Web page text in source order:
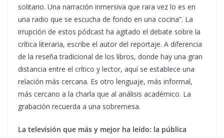
solitario. Una narración inmersiva que rara vez lo es en
una radio que se escucha de fondo en una cocina”. La
irrupción de estos pódcast ha agitado el debate sobre la
crítica literaria, escribe el autor del reportaje. A diferencia
de la reseña tradicional de los libros, donde hay una gran
distancia entre el crítico y lector, aquí se establece una
relación más cercana. Es otro lenguaje, más informal,
más cercano a la charla que al análisis académico. La
grabación recuerda a una sobremesa.
La televisión que más y mejor ha leído: la pública